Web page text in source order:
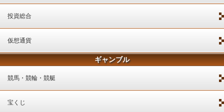
投資総合
仮想通貨
ギャンブル
競馬・競輪・競艇
宝くじ